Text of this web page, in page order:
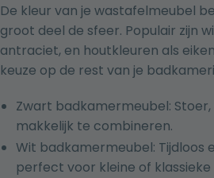
De kleur van je wastafelmeubel
groot deel de sfeer. Populair zijn
antraciet, en houtkleuren als
keuze op de rest van je
Zwart badkamermeubel: Stoer,
makkelijk te combineren.
Wit badkamermeubel: Tijdloos
perfect voor kleine of